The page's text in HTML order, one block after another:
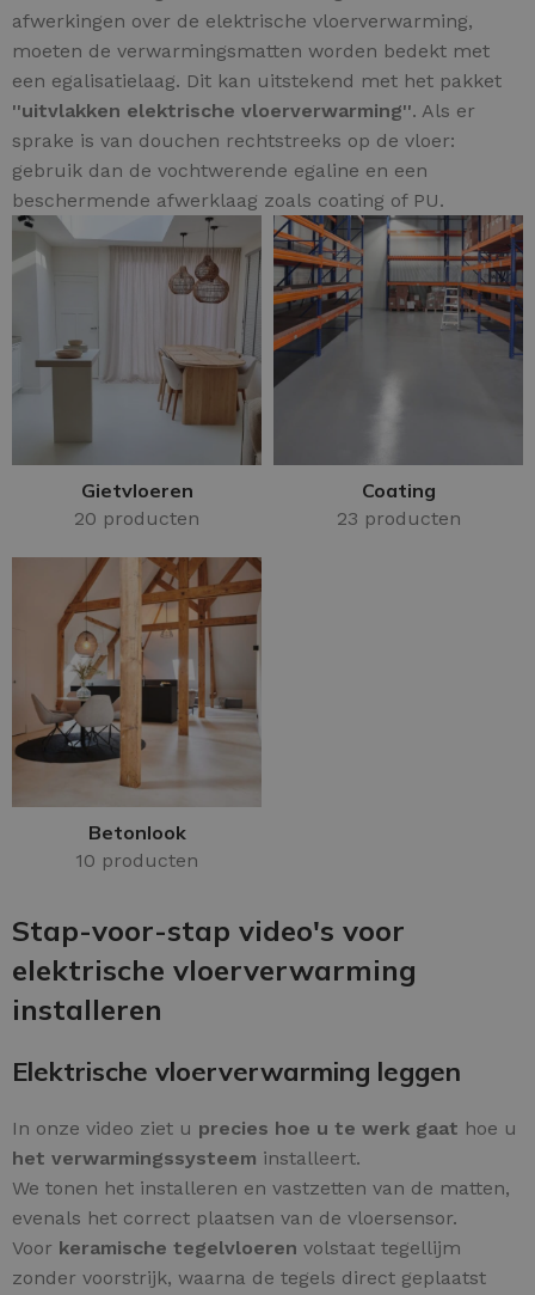
afwerkingen over de elektrische vloerverwarming,
moeten de verwarmingsmatten worden bedekt met
een egalisatielaag. Dit kan uitstekend met het pakket
''uitvlakken elektrische vloerverwarming''. Als er
sprake is van douchen rechtstreeks op de vloer:
gebruik dan de vochtwerende egaline en een
beschermende afwerklaag zoals coating of PU.
Gietvloeren
20 producten
Coating
23 producten
Betonlook
10 producten
Stap-voor-stap video's voor
elektrische vloerverwarming
installeren
Elektrische vloerverwarming leggen
In onze video ziet u precies hoe u te werk gaat hoe u
het verwarmingssysteem installeert.
We tonen het installeren en vastzetten van de matten,
evenals het correct plaatsen van de vloersensor.
Voor keramische tegelvloeren volstaat tegellijm
zonder voorstrijk, waarna de tegels direct geplaatst